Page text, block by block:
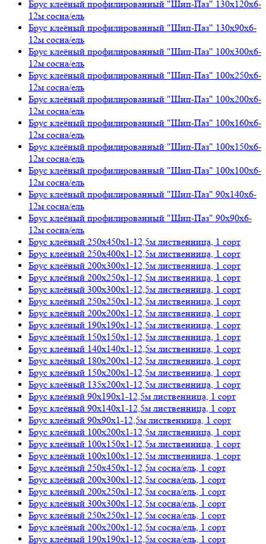
Брус клеёный профилированный "Шип-Паз" 130х120х6-
12м сосна/ель
Брус клеёный профилированный "Шип-Паз" 130х90х6-
12м сосна/ель
Брус клеёный профилированный "Шип-Паз" 100х300х6-
12м сосна/ель
Брус клеёный профилированный "Шип-Паз" 100х250х6-
12м сосна/ель
Брус клеёный профилированный "Шип-Паз" 100х200х6-
12м сосна/ель
Брус клеёный профилированный "Шип-Паз" 100х160х6-
12м сосна/ель
Брус клеёный профилированный "Шип-Паз" 100х150х6-
12м сосна/ель
Брус клеёный профилированный "Шип-Паз" 100х100х6-
12м сосна/ель
Брус клеёный профилированный "Шип-Паз" 90х140х6-
12м сосна/ель
Брус клеёный профилированный "Шип-Паз" 90х90х6-
12м сосна/ель
Брус клеёный 250х450х1-12,5м лиственница, 1 сорт
Брус клеёный 250х400х1-12,5м лиственница, 1 сорт
Брус клеёный 200х300х1-12,5м лиственница, 1 сорт
Брус клеёный 200х250х1-12,5м лиственница, 1 сорт
Брус клеёный 300х300х1-12,5м лиственница, 1 сорт
Брус клеёный 250х250х1-12,5м лиственница, 1 сорт
Брус клеёный 200х200х1-12,5м лиственница, 1 сорт
Брус клеёный 190х190х1-12,5м лиственница, 1 сорт
Брус клеёный 150х150х1-12,5м лиственница, 1 сорт
Брус клеёный 140х140х1-12,5м лиственница, 1 сорт
Брус клеёный 180х200х1-12,5м лиственница, 1 сорт
Брус клеёный 150х200х1-12,5м лиственница, 1 сорт
Брус клеёный 135х200х1-12,5м лиственница, 1 сорт
Брус клеёный 90х190х1-12,5м лиственница, 1 сорт
Брус клеёный 90х140х1-12,5м лиственница, 1 сорт
Брус клеёный 90х90х1-12,5м лиственница, 1 сорт
Брус клеёный 100х200х1-12,5м лиственница, 1 сорт
Брус клеёный 100х150х1-12,5м лиственница, 1 сорт
Брус клеёный 100х100х1-12,5м лиственница, 1 сорт
Брус клеёный 250х450х1-12,5м сосна/ель, 1 сорт
Брус клеёный 200х300х1-12,5м сосна/ель, 1 сорт
Брус клеёный 200х250х1-12,5м сосна/ель, 1 сорт
Брус клеёный 300х300х1-12,5м сосна/ель, 1 сорт
Брус клеёный 250х250х1-12,5м сосна/ель, 1 сорт
Брус клеёный 200х200х1-12,5м сосна/ель, 1 сорт
Брус клеёный 190х190х1-12,5м сосна/ель, 1 сорт